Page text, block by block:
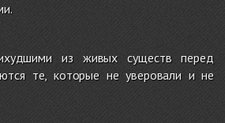
из живых существ перед
те, которые не уверовали и не